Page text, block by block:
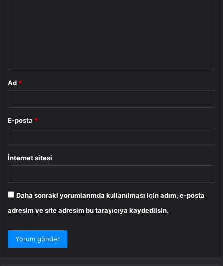
Ad *
E-posta *
İnternet sitesi
Daha sonraki yorumlarımda kullanılması için adım, e-posta
adresim ve site adresim bu tarayıcıya kaydedilsin.